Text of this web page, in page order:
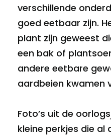
verschillende
goed eetbaar zijn.
plant zijn geweest
een bak of
andere eetbare
aardbeien kwamen
Foto’s uit de
kleine perkjes die al